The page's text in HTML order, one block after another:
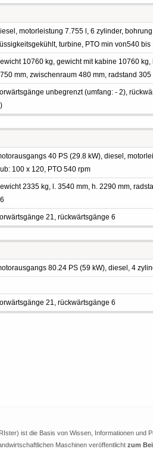
motorleistung 7.755 l, 6 zylinder,
turbine, PTO min von540
10760 kg, gewicht mit kabine 10760 kg,
mm, zwischenraum 480 mm, radstand
unbegrenzt (umfang: - 2),
40 PS (29.8 kW), diesel,
100 x 120, PTO 540 rpm
2335 kg, l. 3540 mm, h. 2290 mm,
21, rückwärtsgänge 6
80.24 PS (59 kW), diesel, 4
21, rückwärtsgänge 6
ist die Basis von Wissen, Informationen
Maschinen veröffentlicht zum